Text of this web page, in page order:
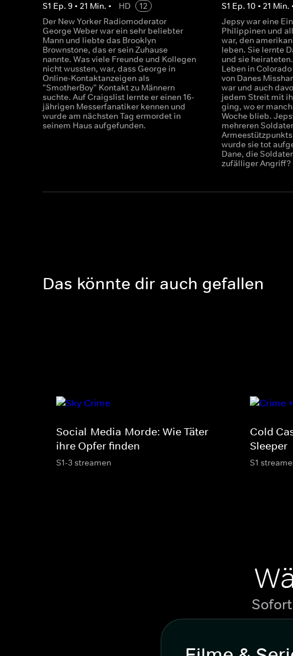
S1 Ep. 9 • 21 Min. • HD
12
Der New Yorker Radiomoderator
George Weber war ein sehr beliebter
Mann und liebte das Brooklyn
Brownstone, das er sein Zuhause
nannte. Was viele Freunde und Kollegen
nicht wussten, war, dass George in
Online-Kontaktanzeigen als
"SmotherBoy" Kontakt zu Männern
suchte. Auf Craigslist lernte er einen 16-
jährigen Messerfanatiker kennen und
wurde am nächsten Tag ermordet in
seinem Haus aufgefunden.
S1 Ep.10 •21 Min.
Jepsy war eine
Philippinen und
war, den
leben. Sie lernte
und sie
Leben in
von Danes
war und auch
jedem Streit mit
ging, wo er
Woche blieb.
mehreren
wurde sie tot
Dane, die
zufälliger Angriff?
Das könnte dir auch gefallen
Social-Media-Morde: Wie Täter
ihre Opfer finden
S1-3 streamen
Cold
Sleeper
S1